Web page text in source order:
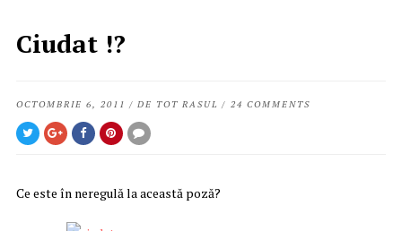
Ciudat !?
OCTOMBRIE 6, 2011 / DE TOT RASUL / 24 COMMENTS
Ce este în neregulă la această poză?